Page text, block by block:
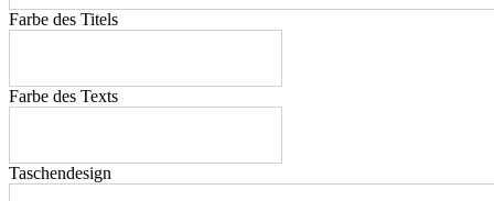
Farbe des Titels
Farbe des Texts
Taschendesign